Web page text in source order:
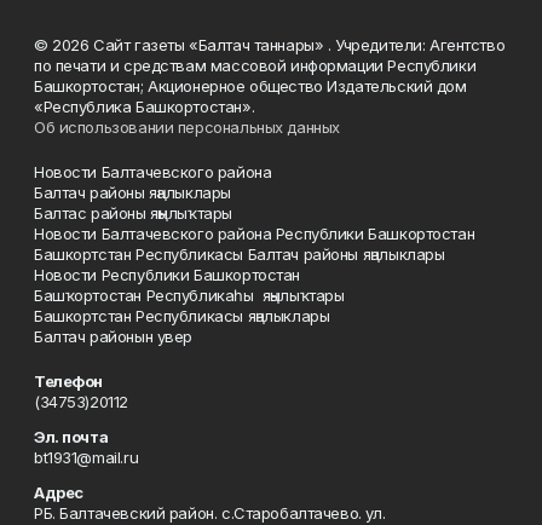
© 2026 Сайт газеты «Балтач таннары» . Учредители: Агентство
по печати и средствам массовой информации Республики
Башкортостан; Акционерное общество Издательский дом
«Республика Башкортостан».
Об использовании персональных данных
Новости Балтачевского района
Балтач районы яңалыклары
Балтас районы яңылыҡтары
Новости Балтачевского района Республики Башкортостан
Башкортстан Республикасы Балтач районы яңалыклары
Новости Республики Башкортостан
Башҡортостан Республикаһы яңылыҡтары
Башкортстан Республикасы яңалыклары
Балтач районын увер
Телефон
(34753)20112
Эл. почта
bt1931@mail.ru
Адрес
РБ. Балтачевский район. с.Старобалтачево. ул.